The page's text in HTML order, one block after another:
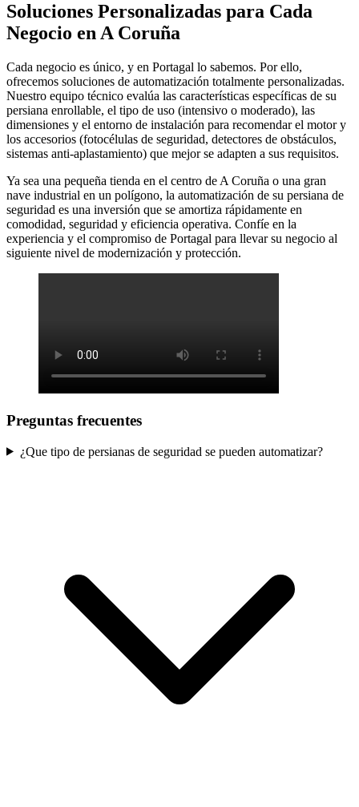
Soluciones Personalizadas para Cada
Negocio en A Coruña
Cada negocio es único, y en Portagal lo sabemos. Por ello,
ofrecemos soluciones de automatización totalmente personalizadas.
Nuestro equipo técnico evalúa las características específicas de su
persiana enrollable, el tipo de uso (intensivo o moderado), las
dimensiones y el entorno de instalación para recomendar el motor y
los accesorios (fotocélulas de seguridad, detectores de obstáculos,
sistemas anti-aplastamiento) que mejor se adapten a sus requisitos.
Ya sea una pequeña tienda en el centro de A Coruña o una gran
nave industrial en un polígono, la automatización de su persiana de
seguridad es una inversión que se amortiza rápidamente en
comodidad, seguridad y eficiencia operativa. Confíe en la
experiencia y el compromiso de Portagal para llevar su negocio al
siguiente nivel de modernización y protección.
Preguntas frecuentes
¿Que tipo de persianas de seguridad se pueden automatizar?